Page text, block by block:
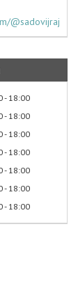
@sadovijraj
18:00
18:00
18:00
18:00
18:00
18:00
18:00